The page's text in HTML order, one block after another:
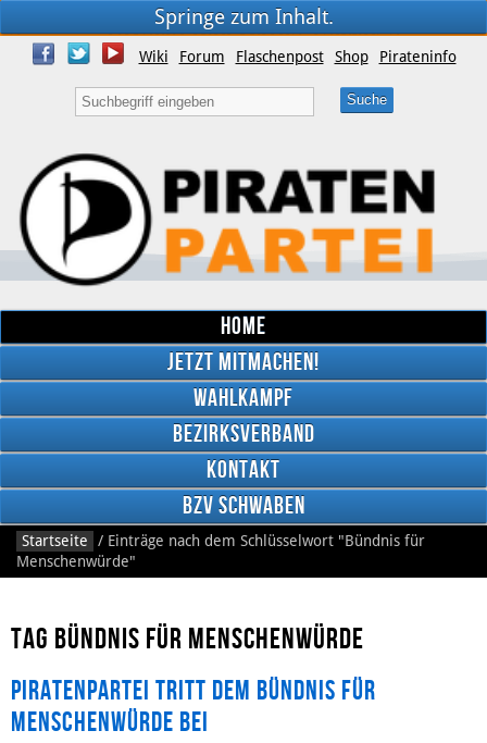
Springe zum Inhalt.
Wiki Forum Flaschenpost Shop Pirateninfo
Home
Jetzt mitmachen!
Wahlkampf
Bezirksverband
Kontakt
BzV Schwaben
Startseite / Einträge nach dem Schlüsselwort "Bündnis für
Menschenwürde"
Tag Bündnis für Menschenwürde
Piratenpartei tritt dem Bündnis für
Menschenwürde bei